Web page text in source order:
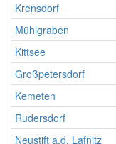
Krensdorf
Mühlgraben
Kittsee
Großpetersdorf
Kemeten
Rudersdorf
Neustift a.d. Lafnitz